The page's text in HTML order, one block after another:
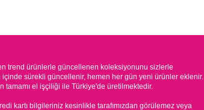
trend ürünlerle güncellenen koleksiyonunu sizlerle
içinde sürekli güncellenir, hemen her gün yeni ürünler eklenir.
el işçiliği ile Türkiye'de üretilmektedir.
kartı bilgileriniz kesinlikle tarafımızdan görülemez veya